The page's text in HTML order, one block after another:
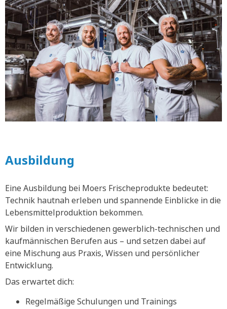
Ausbildung
Eine Ausbildung bei Moers Frischeprodukte bedeutet:
Technik hautnah erleben und spannende Einblicke in die
Lebensmittelproduktion bekommen.
Wir bilden in verschiedenen gewerblich-technischen und
kaufmännischen Berufen aus – und setzen dabei auf
eine Mischung aus Praxis, Wissen und persönlicher
Entwicklung.
Das erwartet dich:
Regelmäßige Schulungen und Trainings